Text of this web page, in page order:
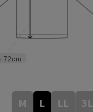
72cm
M L LL 3L